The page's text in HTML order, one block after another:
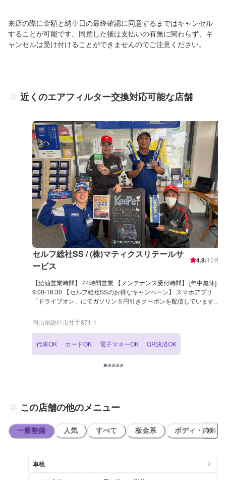
来店の際に金額と納車日の最終確認に同意するまではキャンセル
することが可能です。同意した後は支払いの有無に関わらず、キ
ャンセルは受け付けることができませんのでご注意ください。
近くのエアフィルター交換対応可能な店舗
セルフ総社SS / (株)マティクスリテールサ
ービス
4.9(10件)
【給油営業時間】 24時間営業 【メンテナンス受付時間】 [年中無休]
9:00-18:30 【セルフ総社SSのお得なキャンペーン】 スマホアプリ
「ドライブオン」にてガソリン５円引きクーポンを配信しています。
1名が在籍しています。水を弾いて安全に運行するためにも当店でカ
ーコーティングを体験してみませんか？ ○洗車機のご用意がございま
きます。 ○代車無料貸出しております。（ネット予約時にご選択くだ
さい） ○新車・中古車販売や買取 車の販売・買取を実施しています！
▶︎手数料一切なし！不要車を一万円（＋普通車は自動車税もキャッシ
岡山県総社市井手871-1
代車OK カードOK 電子マネーOK QR決済OK
この店舗の他のメニュー
一般整備 人気 すべて 板金系 ボディ・内装
車検